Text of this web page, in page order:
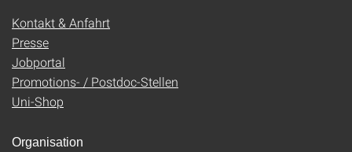
Kontakt & Anfahrt
Presse
Jobportal
Promotions- / Postdoc-Stellen
Uni-Shop
Organisation